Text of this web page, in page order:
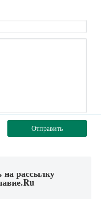
Отправить
на рассылку